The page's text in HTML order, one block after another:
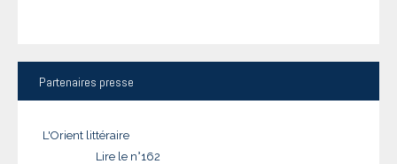
Partenaires presse
L'Orient littéraire
Lire le n°162